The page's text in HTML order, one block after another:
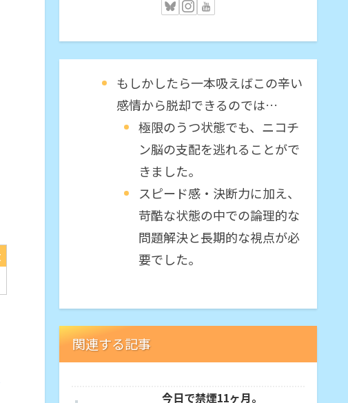
もしかしたら一本吸えばこの辛い
感情から脱却できるのでは…
極限のうつ状態でも、ニコチ
ン脳の支配を逃れることがで
きました。
スピード感・決断力に加え、
苛酷な状態の中での論理的な
問題解決と長期的な視点が必
要でした。
関連する記事
今日で禁煙11ヶ月。